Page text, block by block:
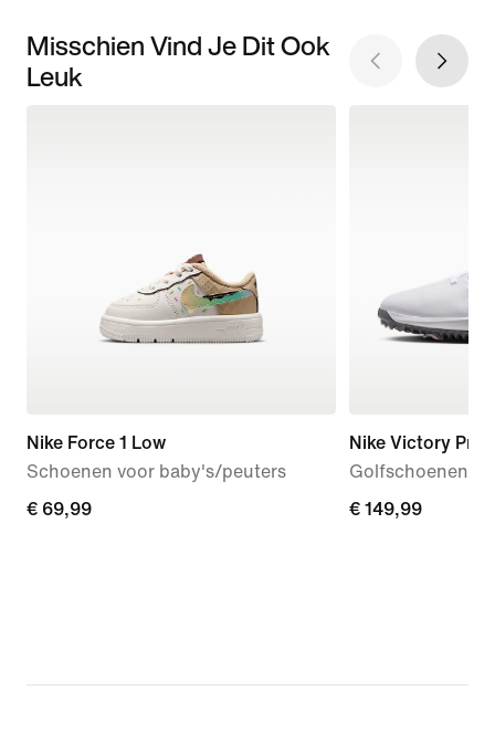
Misschien Vind Je Dit Ook
Leuk
Nike Force 1 Low
Schoenen voor baby's/peuters
€ 69,99
€ 69,99
Nike Victory Pro
Golfschoenen
€ 149,99
€ 149,99